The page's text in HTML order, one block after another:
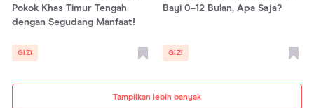
Tampilkan lebih banyak
Pokok Khas Timur Tengah
dengan Segudang Manfaat!
GIZI
Bayi 0–12 Bulan, Apa Saja?
GIZI